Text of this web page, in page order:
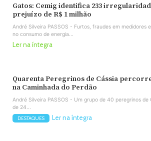
Gatos: Cemig identifica 233
prejuízo de R$ 1 milhão
André Silveira PASSOS - Furtos, fraudes em medidores
no consumo de energia...
Ler na íntegra
Quarenta Peregrinos de Cássia
na Caminhada do Perdão
André Silveira PASSOS - Um grupo de 40 peregrinos
de 24...
DESTAQUES Ler na íntegra